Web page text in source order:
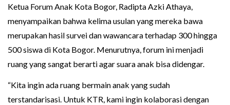
Ketua Forum Anak Kota Bogor, Radipta Azki Athaya,
menyampaikan bahwa kelima usulan yang mereka bawa
merupakan hasil survei dan wawancara terhadap 300 hingga
500 siswa di Kota Bogor. Menurutnya, forum ini menjadi
ruang yang sangat berarti agar suara anak bisa didengar.
“Kita ingin ada ruang bermain anak yang sudah
terstandarisasi. Untuk KTR, kami ingin kolaborasi dengan